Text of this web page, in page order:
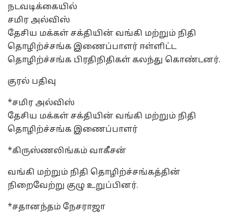
நடவடிக்கையில்
சமிர அல்விஸ்
தேசிய மக்கள் சக்தியின் வங்கி மற்றும் நிதி
தொழிற்ச்சங்க இணைப்பாளர் ஈள்ளிட்ட
தொழிற்ச்சங்க பிரதிநிதிகள் கலந்து கொண்டனர்.
குரல் பதிவு
*சமிர அல்விஸ்
தேசிய மக்கள் சக்தியின் வங்கி மற்றும் நிதி
தொழிற்ச்சங்க இணைப்பாளர்
*கிருஸ்ணலிங்கம் வாகீசன்
வங்கி மற்றும் நிதி தொழிற்ச்சங்கத்தின்
நிறைவேற்று குழு உறுப்பினர்.
*சதானந்தம் நேசராஜா